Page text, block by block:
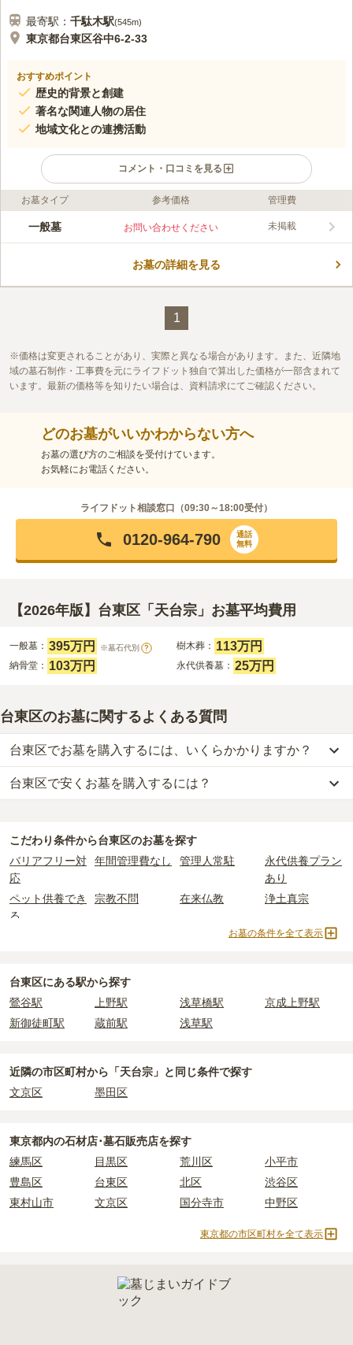
最寄駅： 千駄木駅(545m)
東京都台東区谷中6-2-33
おすすめポイント
歴史的背景と創建
著名な関連人物の居住
地域文化との連携活動
コメント・口コミを見る
口コミ評価
この霊園はまだ誰からも評価されていません。
お墓タイプ 参考価格 管理費
一般墓 お問い合わせください 未掲載
お墓の詳細を見る
1
価格は変更されることがあり、実際と異なる場合があります。また、近隣地
域の墓石制作・工事費を元にライフドット独自で算出した価格が一部含まれて
います。最新の価格等を知りたい場合は、資料請求にてご確認ください。
どのお墓がいいかわからない方へ
お墓の選び方のご相談を受付けています。
お気軽にお電話ください。
ライフドット相談窓口（09:30～18:00受付）
0120-964-790
通話
無料
【2026年版】台東区「天台宗」お墓平均費用
一般墓： 395万円 ※墓石代別 ? 樹木葬： 113万円
納骨堂： 103万円 永代供養墓： 25万円
台東区のお墓に関するよくある質問
台東区でお墓を購入するには、いくらかかりますか？
台東区での購入費用の目安は、一般墓が約324万円、樹木葬が約80
万円、納骨堂が約71万円、永代供養墓が約66万円です。
2つが主な費用となります。
の一般墓の永代使用料の平均は157万円 で、墓石代は東京都
の平均
です。いずれも区画の広さや墓石の大きさ・素材
樹木葬・納骨堂・永代供養墓は、基本的に墓石代がかからず、永代
・ 開眼法要の費用
：お墓を新しく建てた際に行う儀式のための費
用。僧侶に渡すお布施がかかります。
・納骨式の費用
：お墓に遺骨を納める儀式のための費用。僧侶に渡
すお布施、会食などの費用がかかります。
正確な費用は、区画や石材の選び方によって大きく変わるため、見
必ず確認することをおすすめします。
現地への見学が難しい場合は、資料請求でも各霊園の詳しい料金案
内を取り寄せることができます。
台東区で安くお墓を購入するには？
一般墓
で、 1万円 からお求めいただけます。
する「合祀墓（ごうしぼ）」と呼ばれるタイプです。個別のお墓に
比べて省スペースで管理の手間がかからないため、費用が安く設定
されています。
価格の目安は、1名あたり5万円〜30万円程度です。
こだわり条件から台東区のお墓を探す
バリアフリー対
応
年間管理費なし 管理人常駐
永代供養プラン
あり
ペット供養でき
る
宗教不問 在来仏教 浄土真宗
浄土宗
納骨堂
永代供養墓
寺院墓地
1人用区画あり 2人用区画あり 3人用区画あり
お墓の条件を全て表示
台東区にある駅から探す
鶯谷駅
上野駅 浅草橋駅
京成上野駅
新御徒町駅
蔵前駅 浅草駅
近隣の市区町村から 「天台宗」と 同じ条件で探す
文京区
墨田区
東京都内の石材店･墓石販売店を探す
練馬区
目黒区 荒川区
小平市
豊島区
台東区 北区
渋谷区
東村山市
文京区 国分寺市 中野区
東京都の市区町村を全て表示